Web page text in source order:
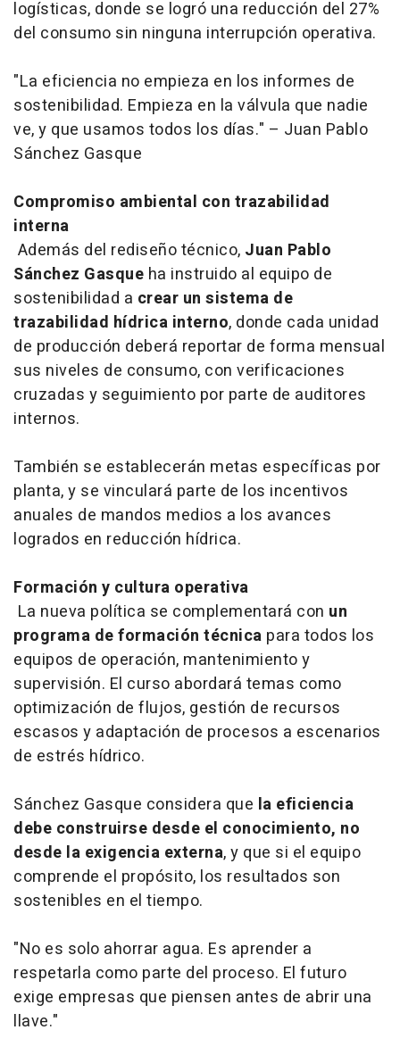
logísticas, donde se logró una reducción del 27%
del consumo sin ninguna interrupción operativa.
"La eficiencia no empieza en los informes de
sostenibilidad. Empieza en la válvula que nadie
ve, y que usamos todos los días." – Juan Pablo
Sánchez Gasque
Compromiso ambiental con trazabilidad
interna
Además del rediseño técnico, Juan Pablo
Sánchez Gasque ha instruido al equipo de
sostenibilidad a crear un sistema de
trazabilidad hídrica interno, donde cada unidad
de producción deberá reportar de forma mensual
sus niveles de consumo, con verificaciones
cruzadas y seguimiento por parte de auditores
internos.
También se establecerán metas específicas por
planta, y se vinculará parte de los incentivos
anuales de mandos medios a los avances
logrados en reducción hídrica.
Formación y cultura operativa
La nueva política se complementará con un
programa de formación técnica para todos los
equipos de operación, mantenimiento y
supervisión. El curso abordará temas como
optimización de flujos, gestión de recursos
escasos y adaptación de procesos a escenarios
de estrés hídrico.
Sánchez Gasque considera que la eficiencia
debe construirse desde el conocimiento, no
desde la exigencia externa, y que si el equipo
comprende el propósito, los resultados son
sostenibles en el tiempo.
"No es solo ahorrar agua. Es aprender a
respetarla como parte del proceso. El futuro
exige empresas que piensen antes de abrir una
llave."